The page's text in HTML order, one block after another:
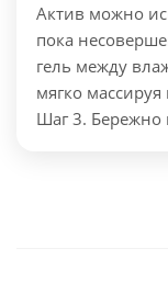
Актив можно
пока
гель между
мягко
Шаг 3. Бережно